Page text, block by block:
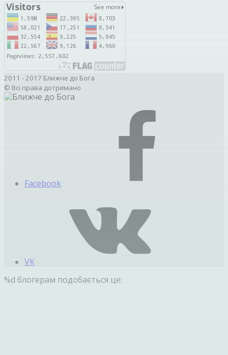
2011 - 2017 Ближче до Бога
© Всі права дотримано
Facebook
VK
%d блогерам подобається це: